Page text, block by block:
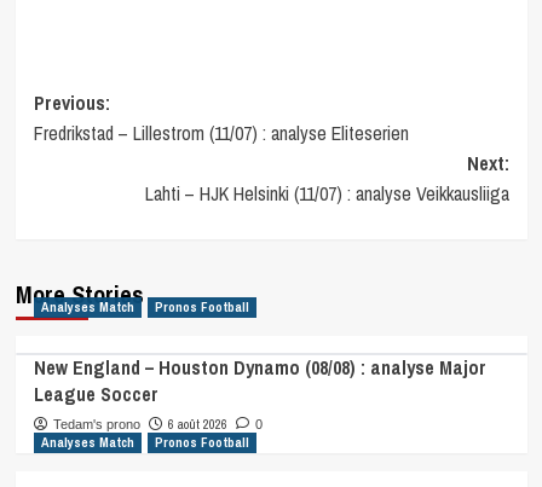
Post
navigation
Previous:
Fredrikstad – Lillestrom (11/07) : analyse Eliteserien
Next:
Lahti – HJK Helsinki (11/07) : analyse Veikkausliiga
More Stories
Analyses Match Pronos Football
New England – Houston Dynamo (08/08) : analyse Major
League Soccer
Tedam's prono 6 août 2026 0
Analyses Match Pronos Football